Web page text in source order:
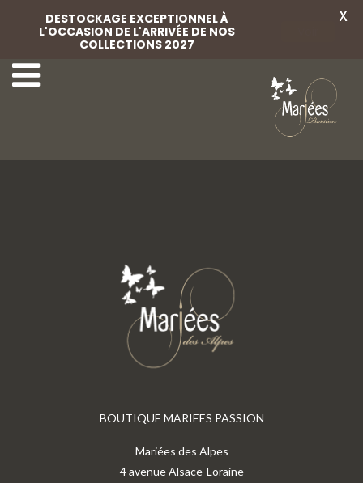
Chaussures cuir
BOUTIQUE MARIEES PASSION
Mariées des Alpes
4 avenue Alsace-Loraine
DESTOCKAGE EXCEPTIONNEL À
L'OCCASION DE L'ARRIVÉE DE NOS
COLLECTIONS 2027
X